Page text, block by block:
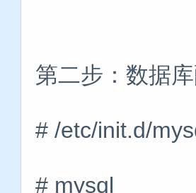
第二步：数据
# /etc/init.d/
# mysql